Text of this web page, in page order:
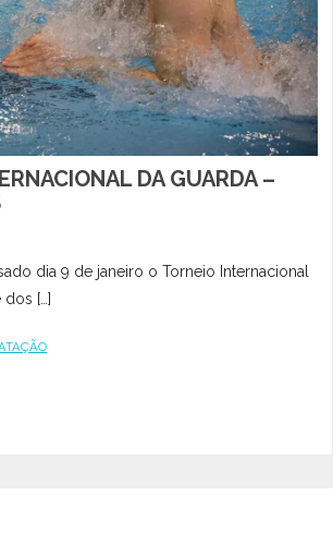
DA GUARDA –
dia 9 de janeiro o Torneio Internacional
[…]